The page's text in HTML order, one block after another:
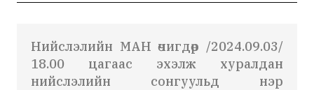
Нийслэлийн МАН өчигдөр /2024.09.03/
18.00 цагаас эхэлж хуралдан
нийслэлийн сонгуульд нэр